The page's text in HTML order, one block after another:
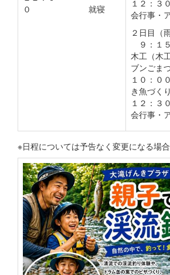
０ 就寝
１２
会行事・
２日目（
９：１
木工（木
ブンごま
１０：０
き魚づく
１２：３
会行事・
※日程については予告なく変更になる場合